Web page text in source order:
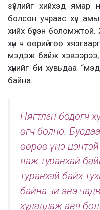
зүйлийг хийхэд ямар
болсон учраас хүн
хийх бүрэн боломжтой.
хүн ч өөрийгөө
мэдэж байж хэвээрээ,
хүнийг би хувьдаа
байна.
Нягтлан бодогч
өгч болно.
өөрөө үнэ
яаж туранхай
туранхай байх
байна чи энэ
худалдаж авч